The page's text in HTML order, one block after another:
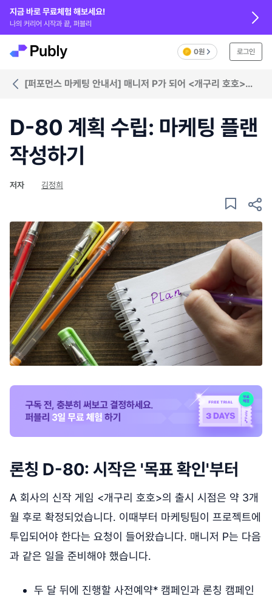
지금 바로 무료체험 해보세요!
나의 커리어 시작과 끝, 퍼블리
0원 로그인
[퍼포먼스 마케팅 안내서] 매니저 P가 되어 <개구리 호호>
D-80 계획 수립: 마케팅 플랜
작성하기
저자 김정희
론칭 D-80: 시작은 '목표 확인'부터
A 회사의 신작 게임 <개구리 호호>의 출시 시점은 약 3개
월 후로 확정되었습니다. 이때부터 마케팅팀이 프로젝트에
투입되어야 한다는 요청이 들어왔습니다. 매니저 P는 다음
과 같은 일을 준비해야 했습니다.
두 달 뒤에 진행할 사전예약* 캠페인과 론칭 캠페인